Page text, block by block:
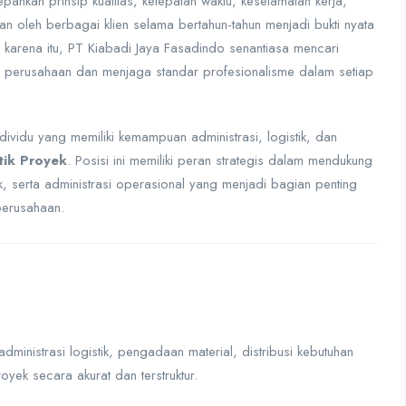
oleh berbagai klien selama bertahun-tahun menjadi bukti nyata
itu, PT Kiabadi Jaya Fasadindo senantiasa mencari
dan menjaga standar profesionalisme dalam setiap
yang memiliki kemampuan administrasi, logistik, dan
Proyek. Posisi ini memiliki peran strategis dalam mendukung
serta administrasi operasional yang menjadi bagian penting
logistik, pengadaan material, distribusi kebutuhan
secara akurat dan terstruktur.